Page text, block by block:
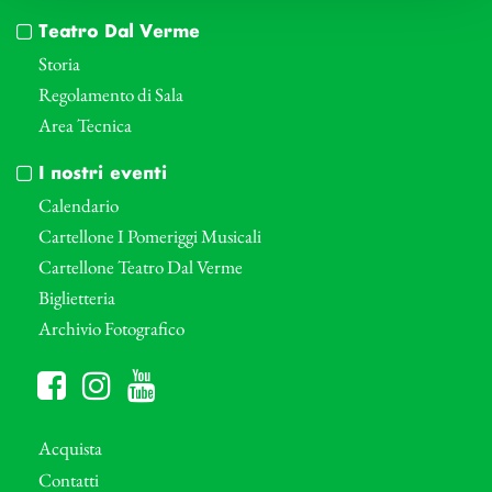
Teatro Dal Verme
Storia
Regolamento di Sala
Area Tecnica
I nostri eventi
Calendario
Cartellone I Pomeriggi Musicali
Cartellone Teatro Dal Verme
Biglietteria
Archivio Fotografico
Acquista
Contatti